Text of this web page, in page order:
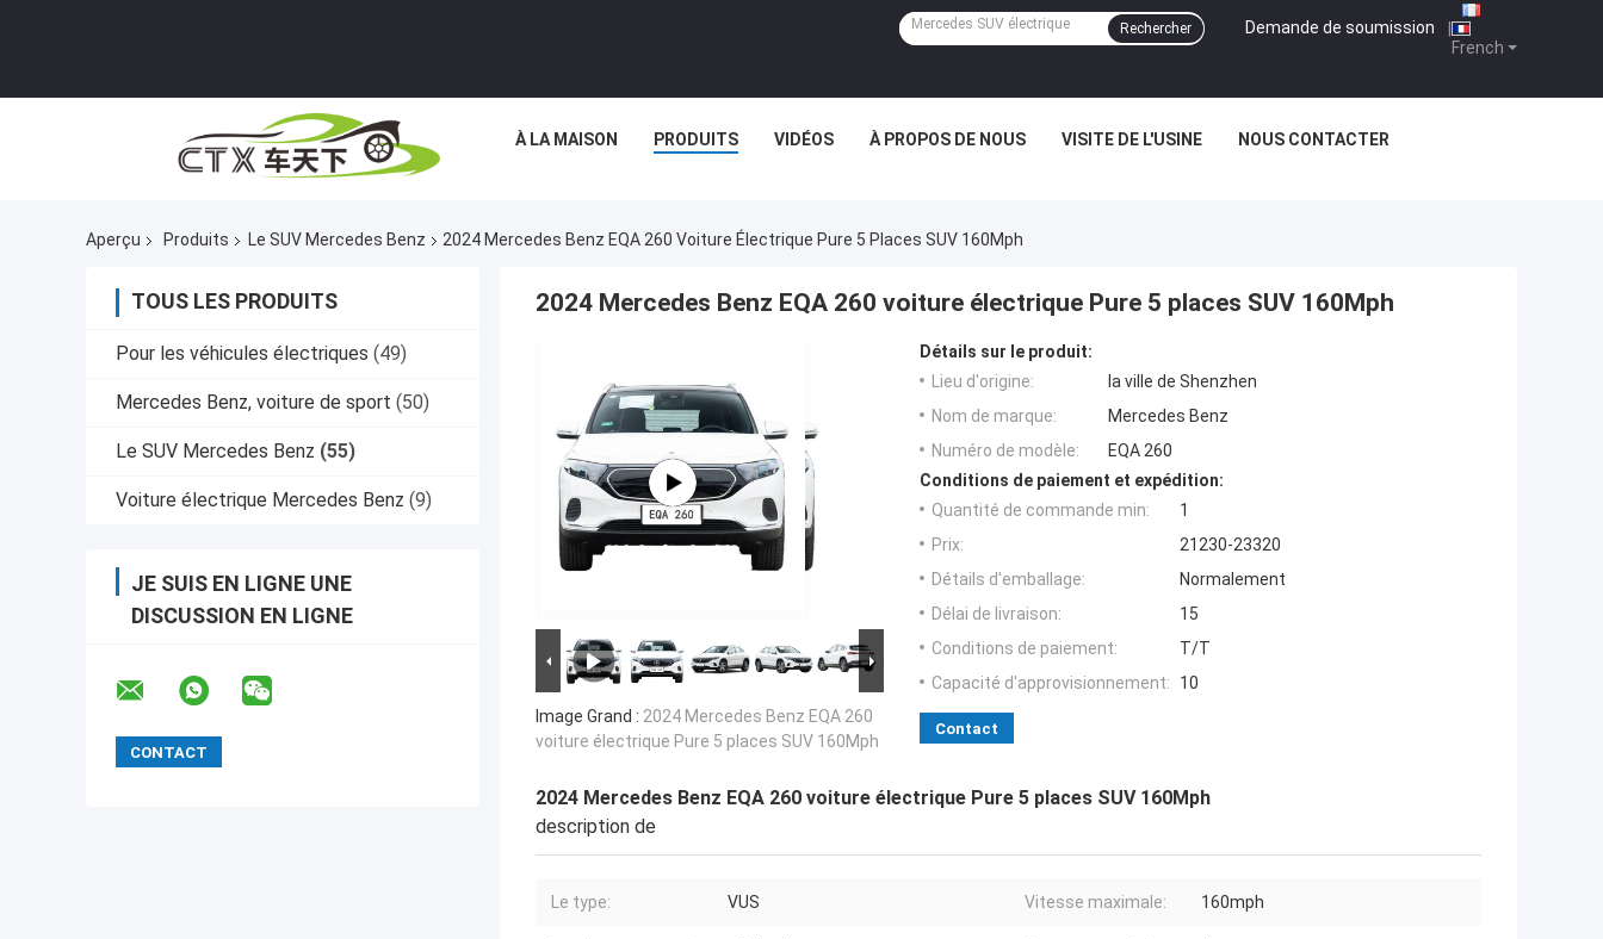
French
Demande de soumission |
Rechercher
À LA MAISON PRODUITS VIDÉOS À PROPOS DE NOUS VISITE DE L'USINE NOUS CONTACTER
Aperçu Produits Le SUV Mercedes Benz 2024 Mercedes Benz EQA 260 Voiture Électrique Pure 5 Places SUV 160Mph
TOUS LES PRODUITS
Pour les véhicules électriques (49)
Mercedes Benz, voiture de sport (50)
Le SUV Mercedes Benz (55)
Voiture électrique Mercedes Benz (9)
JE SUIS EN LIGNE UNE
DISCUSSION EN LIGNE
2024 Mercedes Benz EQA 260 voiture électrique Pure 5 places SUV 160Mph
Image Grand : 2024 Mercedes Benz EQA 260
voiture électrique Pure 5 places SUV 160Mph
Détails sur le produit:
Lieu d'origine:
la ville de Shenzhen
Nom de marque:
Mercedes Benz
Numéro de modèle:
EQA 260
Conditions de paiement et expédition:
Quantité de commande min:
1
Prix:
21230-23320
Détails d'emballage:
Normalement
Délai de livraison:
15
Conditions de paiement:
T/T
Capacité d'approvisionnement:
10
Contact
2024 Mercedes Benz EQA 260 voiture électrique Pure 5 places SUV 160Mph
description de
Le type: VUS Vitesse maximale: 160mph